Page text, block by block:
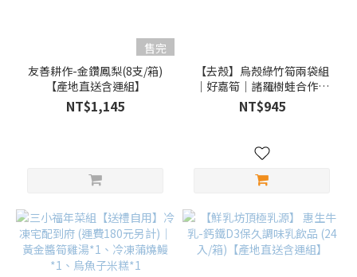
售完
友善耕作-金鑽鳳梨(8支/箱)
【產地直送含運組】
NT$1,145
【去殼】烏殼綠竹筍兩袋組
｜好嘉筍｜諸羅樹蛙合作社
｜保育樹蛙生態｜鮮採冷藏
宅配 【產地直送含運組】
NT$945